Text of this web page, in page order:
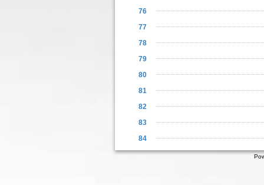
76
77
78
79
80
81
82
83
84